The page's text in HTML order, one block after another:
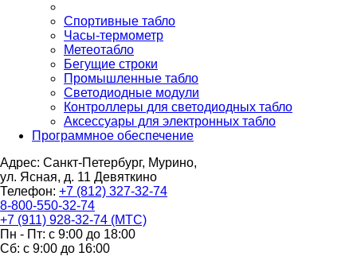
Спортивные табло
Часы-термометр
Метеотабло
Бегущие строки
Промышленные табло
Светодиодные модули
Контроллеры для светодиодных табло
Аксессуары для электронных табло
Программное обеспечение
Адрес: Санкт-Петербург, Мурино,
ул. Ясная, д. 11 Девяткино
Телефон: +7 (812) 327-32-74
8-800-550-32-74
+7 (911) 928-32-74 (МТС)
Пн - Пт: с 9:00 до 18:00
Сб: с 9:00 до 16:00